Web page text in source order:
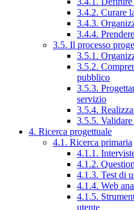
3.4.2. Curare
3.4.3.
3.4.4.
3.5. Il processo
3.5.1.
3.5.2.
pubblico
3.5.3.
servizio
3.5.4.
3.5.5.
4. Ricerca progettuale
4.1. Ricerca primaria
4.1.1.
4.1.2.
4.1.3. Test di
4.1.4. Web
4.1.5.
utente